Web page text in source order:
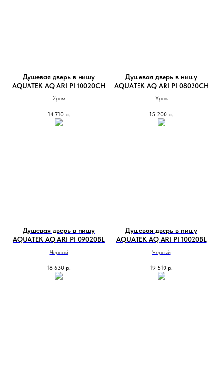
Душевая дверь в нишу
AQUATEK AQ ARI PI 10020CH
Хром
14 710 р.
Душевая дверь в нишу
AQUATEK AQ ARI PI 08020CH
Хром
15 200 р.
Душевая дверь в нишу
AQUATEK AQ ARI PI 09020BL
Черный
18 630 р.
Душевая дверь в нишу
AQUATEK AQ ARI PI 10020BL
Черный
19 510 р.